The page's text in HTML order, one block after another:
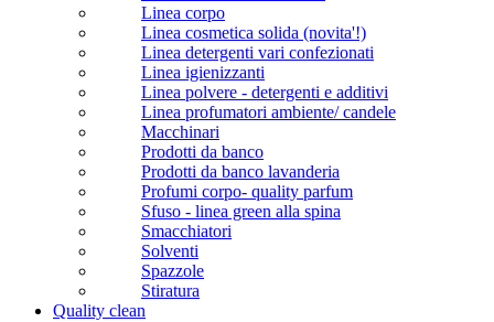
Linea corpo
Linea cosmetica solida (novita'!)
Linea detergenti vari confezionati
Linea igienizzanti
Linea polvere - detergenti e additivi
Linea profumatori ambiente/ candele
Macchinari
Prodotti da banco
Prodotti da banco lavanderia
Profumi corpo- quality parfum
Sfuso - linea green alla spina
Smacchiatori
Solventi
Spazzole
Stiratura
Quality clean